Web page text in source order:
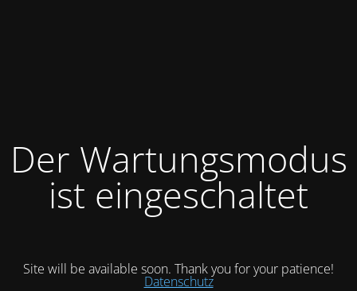
Der Wartungsmodus
ist eingeschaltet
Site will be available soon. Thank you for your patience!
Datenschutz